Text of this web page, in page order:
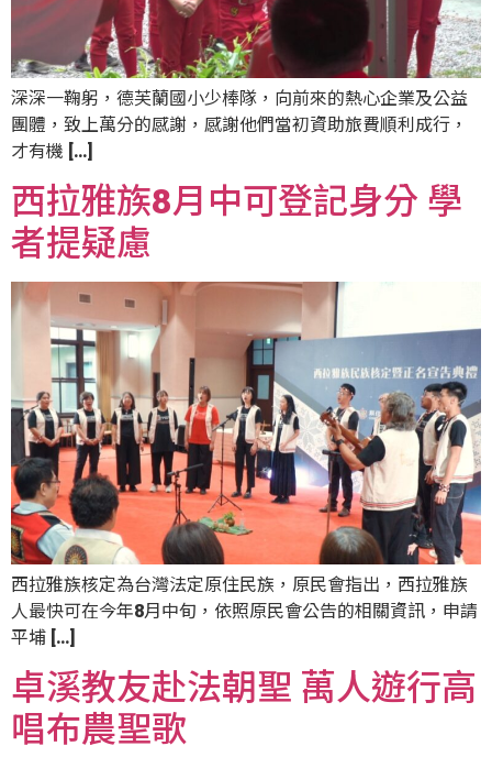
深深一鞠躬，德芙蘭國小少棒隊，向前來的熱心企業及公益
團體，致上萬分的感謝，感謝他們當初資助旅費順利成行，
才有機 […]
西拉雅族8月中可登記身分 學
者提疑慮
西拉雅族核定為台灣法定原住民族，原民會指出，西拉雅族
人最快可在今年8月中旬，依照原民會公告的相關資訊，申請
平埔 […]
卓溪教友赴法朝聖 萬人遊行高
唱布農聖歌